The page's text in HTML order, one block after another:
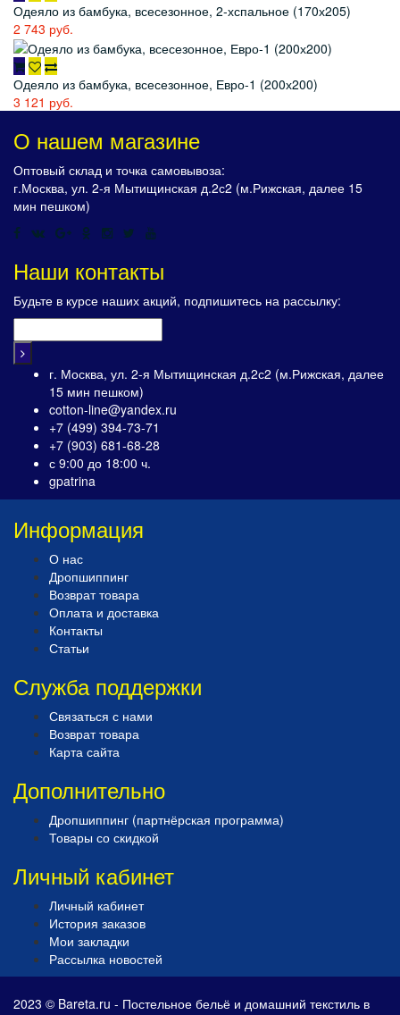
Одеяло из бамбука, всесезонное, 2-хспальное (170х205)
2 743 руб.
Одеяло из бамбука, всесезонное, Евро-1 (200х200)
3 121 руб.
О нашем магазине
Оптовый склад и точка самовывоза:
г.Москва, ул. 2-я Мытищинская д.2с2 (м.Рижская, далее 15
мин пешком)
Наши контакты
Будьте в курсе наших акций, подпишитесь на рассылку:
г. Москва, ул. 2-я Мытищинская д.2с2 (м.Рижская, далее
15 мин пешком)
cotton-line@yandex.ru
+7 (499) 394-73-71
+7 (903) 681-68-28
с 9:00 до 18:00 ч.
gpatrina
Информация
О нас
Дропшиппинг
Возврат товара
Оплата и доставка
Контакты
Статьи
Служба поддержки
Связаться с нами
Возврат товара
Карта сайта
Дополнительно
Дропшиппинг (партнёрская программа)
Товары со скидкой
Личный кабинет
Личный кабинет
История заказов
Мои закладки
Рассылка новостей
2023 © Bareta.ru - Постельное бельё и домашний текстиль в